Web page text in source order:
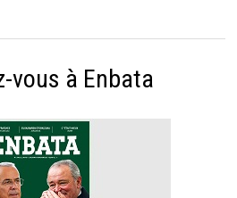
vous à Enbata